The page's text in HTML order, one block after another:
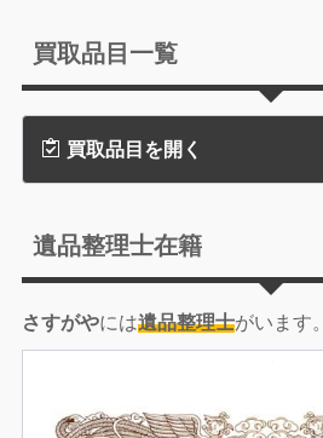
買取品目一覧
買取品目を開く
遺品整理士在籍
さすがやには遺品整理士がいます。